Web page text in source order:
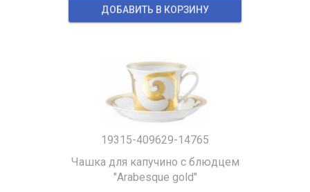
ДОБАВИТЬ В КОРЗИНУ
19315-409629-14765
Чашка для капучино с блюдцем
"Arabesque gold"